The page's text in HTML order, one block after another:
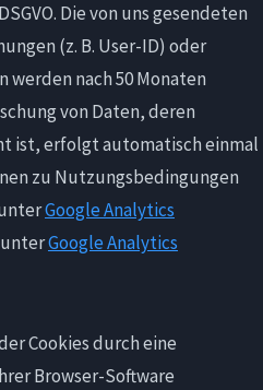
Die von uns gesendeten
(z. B. User-ID) oder
werden nach 50 Monaten
von Daten, deren
ist, erfolgt automatisch einmal
zu Nutzungsbedingungen
Google Analytics
unterGoogle Analytics
Cookies durch eine
Browser-Software